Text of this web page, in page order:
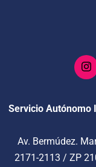
Servicio Autónomo
Av. Bermúdez.
2171-2113 / ZP